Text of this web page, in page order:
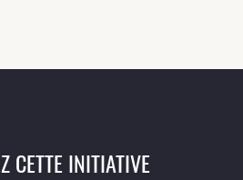
CETTE INITIATIVE